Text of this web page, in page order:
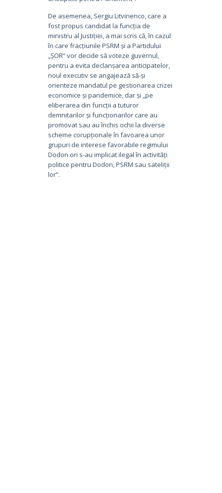
De asemenea, Sergiu Litvinenco, care a
fost propus candidat la funcția de
ministru al Justiției, a mai scris că, în cazul
în care fracțiunile PSRM și a Partidului
„ȘOR” vor decide să voteze guvernul,
pentru a evita declanșarea anticipatelor,
noul executiv se angajează să-și
orienteze mandatul pe gestionarea crizei
economice și pandemice, dar și „pe
eliberarea din funcții a tuturor
demnitarilor și funcționarilor care au
promovat sau au închis ochii la diverse
scheme corupționale în favoarea unor
grupuri de interese favorabile regimului
Dodon ori s-au implicat ilegal în activități
politice pentru Dodon, PSRM sau sateliții
lor”.